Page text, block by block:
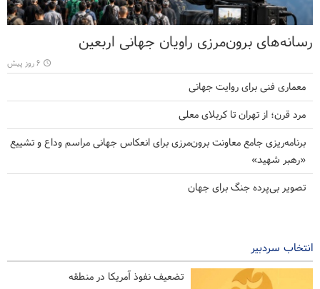
رسانه‌های برون‌مرزی راویان جهانی اربعین
۶ روز پیش
معماری فنی برای روایت جهانی
مرد قرن؛ از تهران تا کربلای معلی
برنامه‌ریزی جامع معاونت برون‌مرزی برای انعکاس جهانی مراسم وداع و تشییع
«رهبر شهید»
تصویر بی‌پرده جنگ برای جهان
انتخاب سردبیر
تضعیف نفوذ آمریکا در منطقه